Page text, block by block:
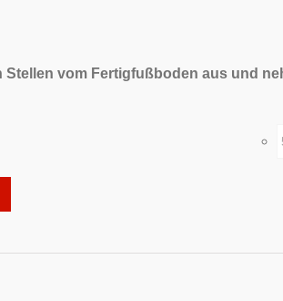
Stellen vom Fertigfußboden aus und